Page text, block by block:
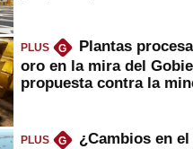
PLUS G
Plantas
oro en la mira del
propuesta contra la
PLUS G
¿Cambios en